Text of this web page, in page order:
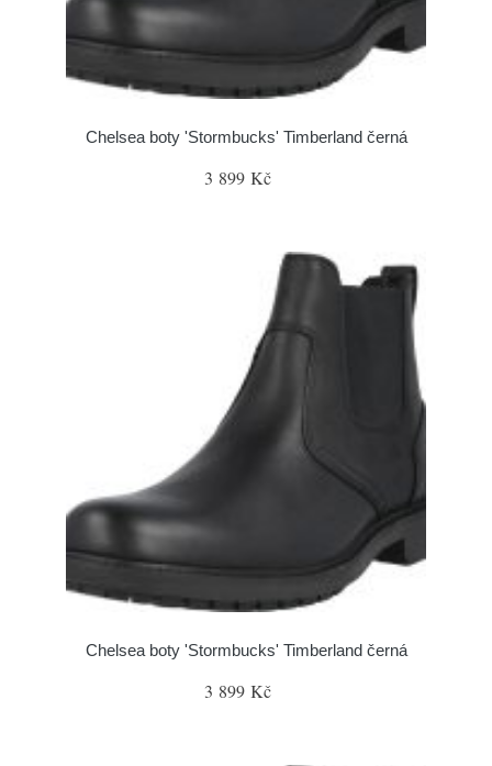
Chelsea boty 'Stormbucks' Timberland černá
3 899 Kč
Chelsea boty 'Stormbucks' Timberland černá
3 899 Kč